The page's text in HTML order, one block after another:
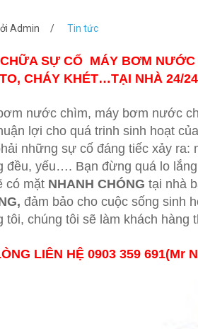
Admin / Tin tức
SỰ CỐ MÁY BƠM
CHÁY KHÉT…TẠI NHÀ 24/
nước chìm, máy bơm nước
lợi cho quá trinh sinh hoạt
những sự cố đáng tiếc xảy
đều, yếu…. Bạn đừng quá lo
có mặt NHANH CHÓNG tại nhà
đảm bảo cho cuộc sống sinh
tôi, chúng tôi sẽ làm khách hàng
LIÊN HỆ 0903 359 691(Mr